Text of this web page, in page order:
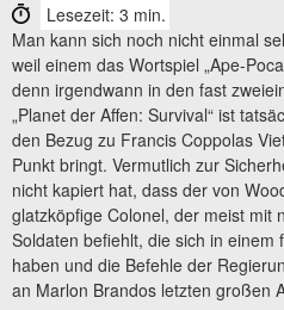
Lesezeit: 3 min.
Man kann sich noch nicht einmal
weil einem das Wortspiel „Ape-
denn irgendwann in den fast
„Planet der Affen: Survival“ ist
den Bezug zu Francis Coppolas
Punkt bringt. Vermutlich zur
nicht kapiert hat, dass der von
glatzköpfige Colonel, der meist mit
Soldaten befiehlt, die sich in
haben und die Befehle der
an Marlon Brandos letzten großen